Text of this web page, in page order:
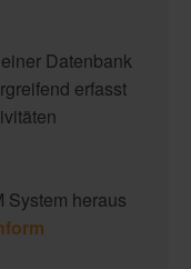
Datenbank
erfasst
System heraus